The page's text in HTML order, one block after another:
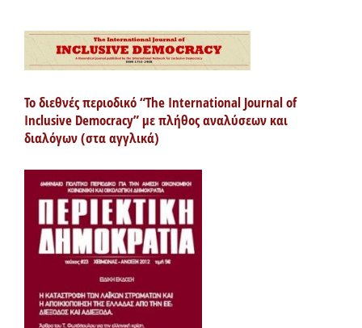
Το διεθνές περιοδικό “The International Journal of
Inclusive Democracy” με πλήθος αναλύσεων και
διαλόγων (στα αγγλικά)